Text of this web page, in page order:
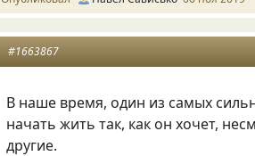
#1663867
В наше время, один из самых
начать жить так, как он хочет,
другие.